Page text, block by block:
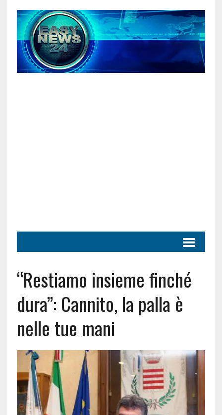
“Restiamo insieme finché
dura”: Cannito, la palla è
nelle tue mani